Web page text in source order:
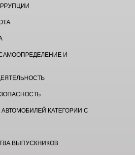
И
КАТЕГОРИИ С
ВЫПУСКНИКОВ